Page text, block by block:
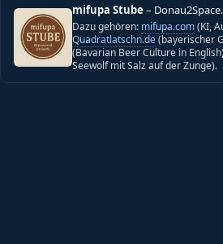
mifupa Stube –
Dazu gehören: mifupa.com(KI,
Quadratlatschn.de(bayerischer
(Bavarian Beer Culture in
Seewolf mit Salz auf der Zunge).